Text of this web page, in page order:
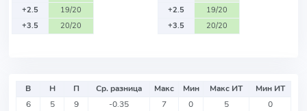
+2.5
19/20
+3.5
20/20
+2.5
19/20
+3.5
20/20
В Н П Ср. разница Макс Мин Макс ИТ
Мин ИТ
6
5 9 -0.35 7 0 5 0